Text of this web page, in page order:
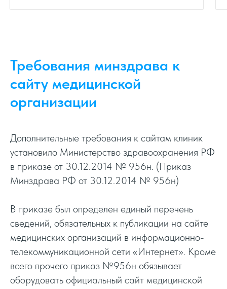
Требования минздрава к
сайту медицинской
организации
Дополнительные требования к сайтам клиник
установило Министерство здравоохранения РФ
в приказе от 30.12.2014 № 956н. (Приказ
Минздрава РФ от 30.12.2014 № 956н)
В приказе был определен единый перечень
сведений, обязательных к публикации на сайте
медицинских организаций в информационно-
телекоммуникационной сети «Интернет». Кроме
всего прочего приказ №956н обязывает
оборудовать официальный сайт медицинской